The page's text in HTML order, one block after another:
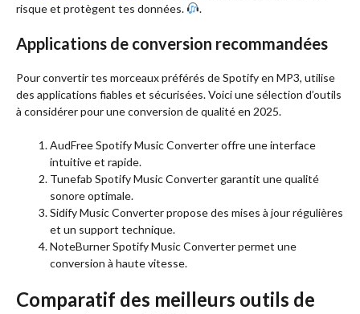
risque et protègent tes données.
.
Applications de conversion recommandées
Pour convertir tes morceaux préférés de Spotify en MP3, utilise
des applications fiables et sécurisées. Voici une sélection d’outils
à considérer pour une conversion de qualité en 2025.
AudFree Spotify Music Converter offre une interface
intuitive et rapide.
Tunefab Spotify Music Converter garantit une qualité
sonore optimale.
Sidify Music Converter propose des mises à jour régulières
et un support technique.
NoteBurner Spotify Music Converter permet une
conversion à haute vitesse.
Comparatif des meilleurs outils de